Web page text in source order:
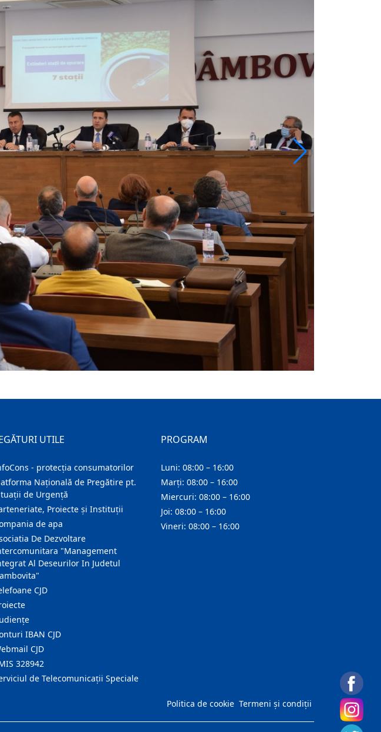
UTILE
- protecția consumatorilor
Națională de Pregătire pt.
de Urgență
Proiecte și Instituții
de apa
De Dezvoltare
"Management
Al Deseurilor In Judetul
CJD
IBAN CJD
CJD
328942
de Telecomunicații Speciale
PROGRAM
Luni: 08:00 – 16:00
Marți: 08:00 – 16:00
Miercuri: 08:00 – 16:00
Joi: 08:00 – 16:00
Vineri: 08:00 – 16:00
Politica de cookie Termeni și condiții